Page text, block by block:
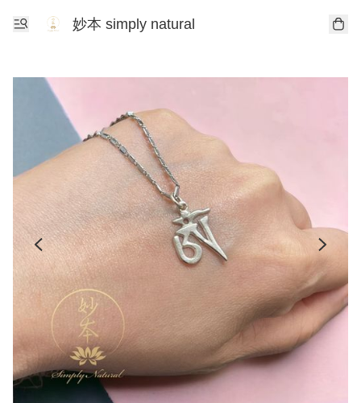
妙本 simply natural